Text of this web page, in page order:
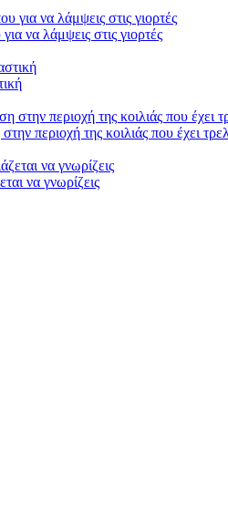
να λάμψεις στις γιορτές
περιοχή της κοιλιάς που έχει
να γνωρίζεις